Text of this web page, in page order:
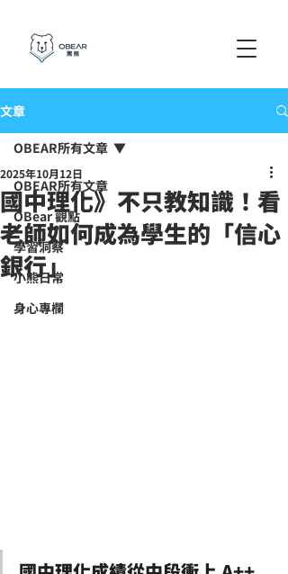
文章
OBEAR所有文章
OBear 觀點
學習洞察
小熊日常
身心專欄
OBEAR所有文章
國中理化》不只教知識！看
老師如何成為學生的「信心
銀行」
2025年10月12日